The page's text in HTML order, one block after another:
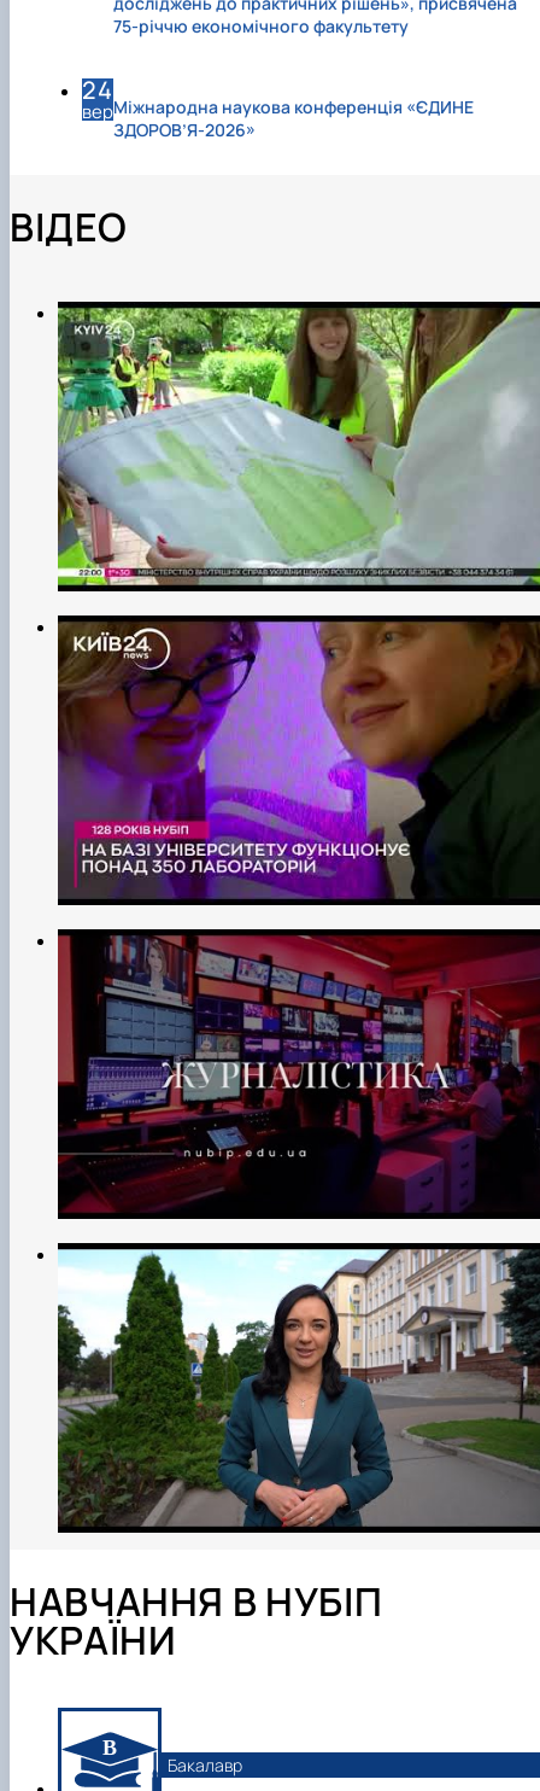
75-річчю економічного факультету
24
верМіжнародна наукова конференція «ЄДИНЕ
ЗДОРОВ’Я-2026»
ВІДЕО
НАВЧАННЯ В НУБІП
УКРАЇНИ
Бакалавр